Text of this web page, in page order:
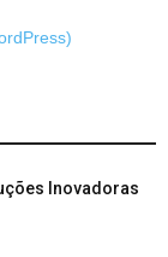
Inovadoras